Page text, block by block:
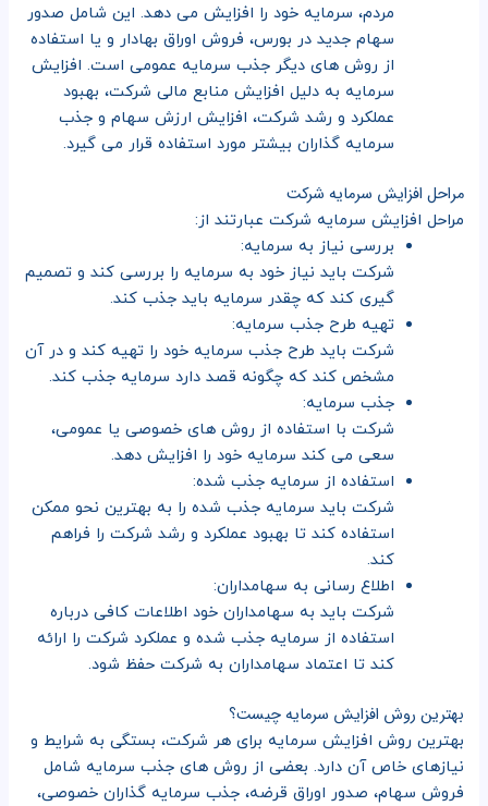
مردم، سرمایه خود را افزایش می دهد. این شامل صدور
سهام جدید در بورس، فروش اوراق بهادار و یا استفاده
از روش های دیگر جذب سرمایه عمومی است. افزایش
سرمایه به دلیل افزایش منابع مالی شرکت، بهبود
عملکرد و رشد شرکت، افزایش ارزش سهام و جذب
سرمایه گذاران بیشتر مورد استفاده قرار می گیرد.
مراحل افزایش سرمایه شرکت
مراحل افزایش سرمایه شرکت عبارتند از:
بررسی نیاز به سرمایه:
شرکت باید نیاز خود به سرمایه را بررسی کند و تصمیم
گیری کند که چقدر سرمایه باید جذب کند.
تهیه طرح جذب سرمایه:
شرکت باید طرح جذب سرمایه خود را تهیه کند و در آن
مشخص کند که چگونه قصد دارد سرمایه جذب کند.
جذب سرمایه:
شرکت با استفاده از روش های خصوصی یا عمومی،
سعی می کند سرمایه خود را افزایش دهد.
استفاده از سرمایه جذب شده:
شرکت باید سرمایه جذب شده را به بهترین نحو ممکن
استفاده کند تا بهبود عملکرد و رشد شرکت را فراهم
کند.
اطلاع رسانی به سهامداران:
شرکت باید به سهامداران خود اطلاعات کافی درباره
استفاده از سرمایه جذب شده و عملکرد شرکت را ارائه
کند تا اعتماد سهامداران به شرکت حفظ شود.
بهترین روش افزایش سرمایه چیست؟
بهترین روش افزایش سرمایه برای هر شرکت، بستگی به شرایط و
نیازهای خاص آن دارد. بعضی از روش های جذب سرمایه شامل
فروش سهام، صدور اوراق قرضه، جذب سرمایه گذاران خصوصی،